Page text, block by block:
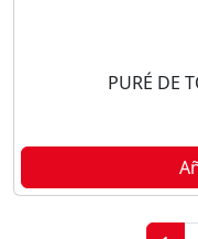
PURÉ DE